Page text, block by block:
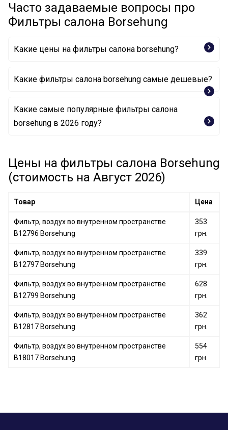
Часто задаваемые вопросы про
Фильтры салона Borsehung
Какие цены на фильтры салона borsehung?
Какие фильтры салона borsehung самые дешевые?
Фильтр, воздух во внутренном пространстве
B10514 Borsehung
Фильтр, воздух во внутренном пространстве
B10541 Borsehung
Какие самые популярные фильтры салона
borsehung в 2026 году?
Цены на фильтры салона Borsehung
(стоимость на Август 2026)
Товар Цена
Фильтр, воздух во внутренном пространстве
B12796 Borsehung
353
грн.
Фильтр, воздух во внутренном пространстве
B12797 Borsehung
339
грн.
Фильтр, воздух во внутренном пространстве
B12799 Borsehung
628
грн.
Фильтр, воздух во внутренном пространстве
B12817 Borsehung
362
грн.
Фильтр, воздух во внутренном пространстве
B18017 Borsehung
554
грн.